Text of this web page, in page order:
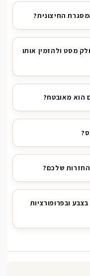
החיצונית?
מסט ולהזמין אותו
הוא מאובטח?
שלכם?
ובפרופורציות